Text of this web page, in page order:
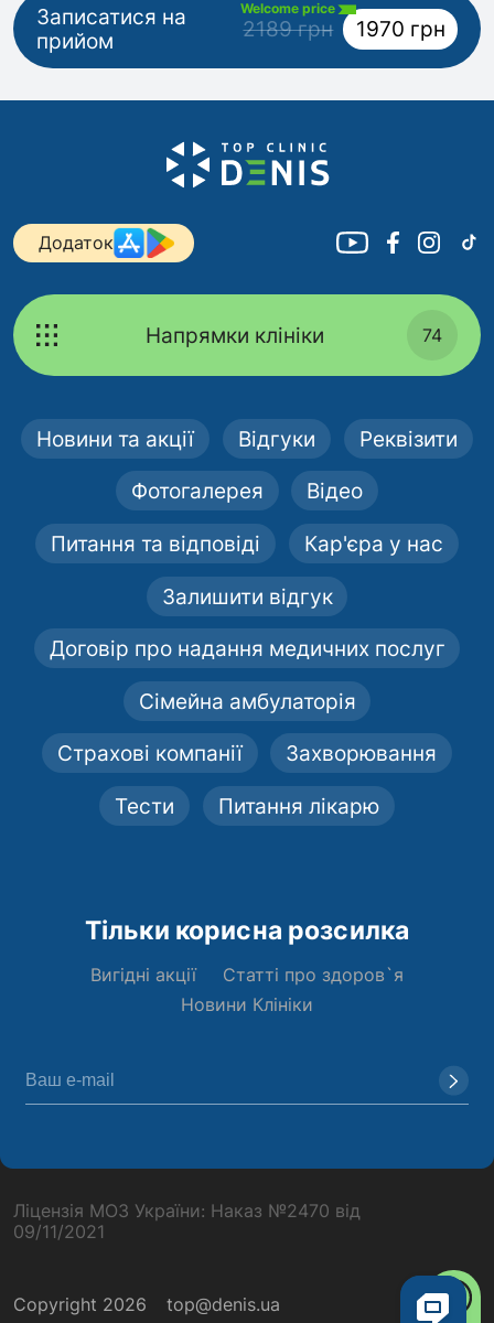
Записатися на
прийом
Welcome price
2189 грн 1970 грн
Додаток
Напрямки клініки 74
Новини та акції Відгуки Реквізити
Фотогалерея Відео
Питання та відповіді Кар'єра у нас
Залишити відгук
Договір про надання медичних послуг
Сімейна амбулаторія
Страхові компанії Захворювання
Тести Питання лікарю
Тільки корисна розсилка
Вигідні акції
Статті про здоров`я
Новини Клініки
Copyright 2026 top@denis.ua
Ліцензія МОЗ України: Наказ №2470 від
09/11/2021